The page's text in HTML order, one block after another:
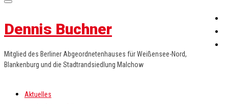
Dennis Buchner
Mitglied des Berliner Abgeordnetenhauses für Weißensee-Nord,
Blankenburg und die Stadtrandsiedlung Malchow
Aktuelles